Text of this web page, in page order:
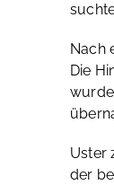
Nach
Die
Uster
der